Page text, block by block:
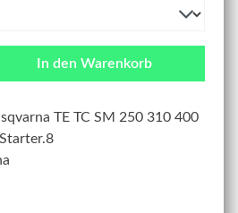
In den Warenkorb
TE TC SM 250 310 400